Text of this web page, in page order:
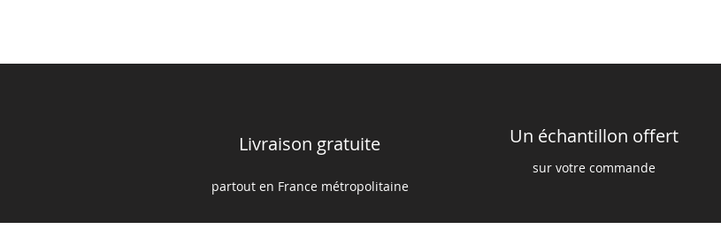
Livraison gratuite
partout en France métropolitaine
Un échantillon offert
sur votre commande